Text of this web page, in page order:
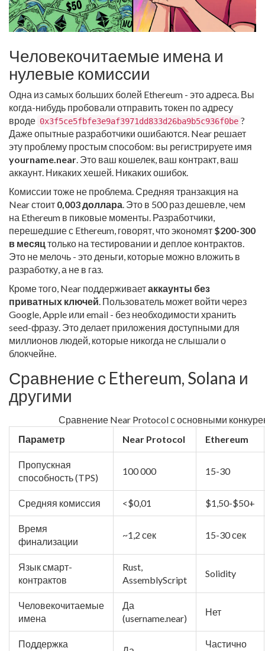
Человекочитаемые имена и
нулевые комиссии
Одна из самых больших болей Ethereum - это адреса. Вы
когда-нибудь пробовали отправить токен по адресу
вроде 0x3f5ce5fbfe3e9af3971dd833d26ba9b5c936f0be ?
Даже опытные разработчики ошибаются. Near решает
эту проблему простым способом: вы регистрируете имя
yourname.near . Это ваш кошелек, ваш контракт, ваш
аккаунт. Никаких хешей. Никаких ошибок.
Комиссии тоже не проблема. Средняя транзакция на
Near стоит 0,003 доллара . Это в 500 раз дешевле, чем
на Ethereum в пиковые моменты. Разработчики,
перешедшие с Ethereum, говорят, что экономят $200-300
в месяц только на тестировании и деплое контрактов.
Это не мелочь - это деньги, которые можно вложить в
разработку, а не в газ.
Кроме того, Near поддерживаетаккаунты без
приватных ключей . Пользователь может войти через
Google, Apple или email - без необходимости хранить
seed-фразу. Это делает приложения доступными для
миллионов людей, которые никогда не слышали о
блокчейне.
Сравнение с Ethereum, Solana и
другими
Сравнение Near Protocol с основными
Параметр
Near Protocol Ethereum
Пропускная
способность (TPS)
100 000 15-30
Средняя комиссия <$0,01 $1,50-$50+
Время
финализации
~1,2 сек 15-30 сек
Язык смарт-
контрактов
Rust,
AssemblyScript
Solidity
Человекочитаемые
имена
Да
(username.near)
Нет
Поддержка
Частично